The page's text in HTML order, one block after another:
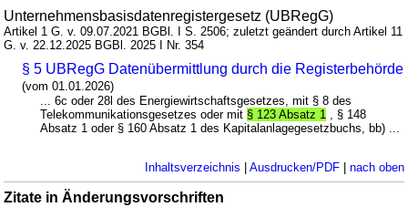
Unternehmensbasisdatenregistergesetz (UBRegG)
Artikel 1 G. v. 09.07.2021 BGBl. I S. 2506; zuletzt geändert durch Artikel 11
G. v. 22.12.2025 BGBl. 2025 I Nr. 354
§ 5 UBRegG Datenübermittlung durch die Registerbehörde
(vom 01.01.2026)
... 6c oder 28l des Energiewirtschaftsgesetzes, mit § 8 des
Telekommunikationsgesetzes oder mit § 123 Absatz 1 , § 148
Absatz 1 oder § 160 Absatz 1 des Kapitalanlagegesetzbuchs, bb) ...
Inhaltsverzeichnis Ausdrucken/PDF| nach oben
Zitate in Änderungsvorschriften